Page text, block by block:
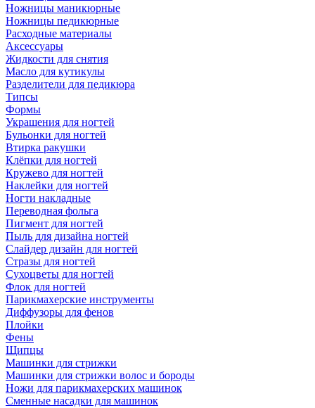
Ножницы маникюрные
Ножницы педикюрные
Расходные материалы
Аксессуары
Жидкости для снятия
Масло для кутикулы
Разделители для педикюра
Типсы
Формы
Украшения для ногтей
Бульонки для ногтей
Втирка ракушки
Клёпки для ногтей
Кружево для ногтей
Наклейки для ногтей
Ногти накладные
Переводная фольга
Пигмент для ногтей
Пыль для дизайна ногтей
Слайдер дизайн для ногтей
Стразы для ногтей
Сухоцветы для ногтей
Флок для ногтей
Парикмахерские инструменты
Диффузоры для фенов
Плойки
Фены
Щипцы
Машинки для стрижки
Машинки для стрижки волос и бороды
Ножи для парикмахерских машинок
Сменные насадки для машинок